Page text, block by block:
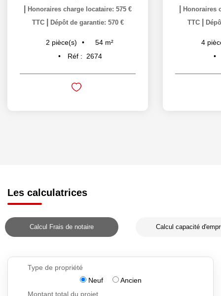
Honoraires charge locataire: 575 €
TTC
Dépôt de garantie: 570 €
2 pièce(s) 54 m²
Réf :
2674
Honoraires
TTC
4
Les calculatrices
Calcul Frais de notaire Calcul capacité